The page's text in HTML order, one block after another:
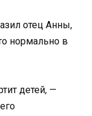
отец Анны,
нормально в
детей, —